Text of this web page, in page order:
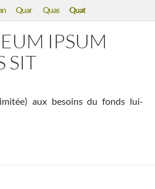
Quar Quas Quat
IPSUM
SIT
aux besoins du fonds lui-